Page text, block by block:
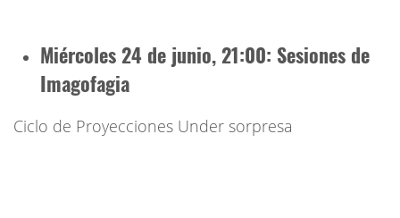
Miércoles 24 de junio, 21:00: Sesiones de
Imagofagia
Ciclo de Proyecciones Under sorpresa